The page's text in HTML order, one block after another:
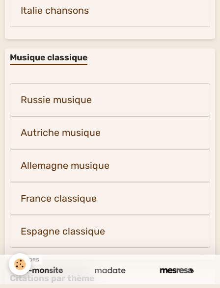
Italie chansons
Musique classique
Russie musique
Autriche musique
Allemagne musique
France classique
Espagne classique
Citations par thème
SPONSORS